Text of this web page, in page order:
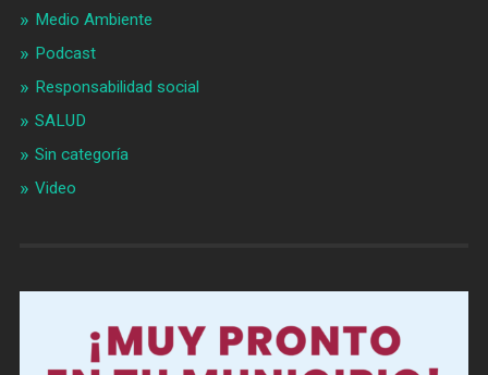
Medio Ambiente
Podcast
Responsabilidad social
SALUD
Sin categoría
Video